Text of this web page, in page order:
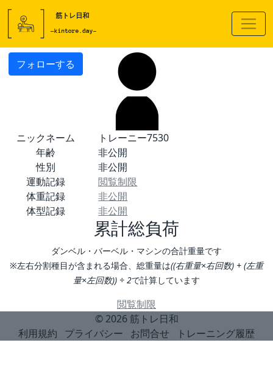
フォローする
ニックネーム
トレーニー7530
年齢
非公開
性別
非公開
運動記録
閲覧制限
体重記録
非公開
体型記録
非公開
累計総負荷
ダンベル・バーベル・マシンの合計重量です
※左右分割種目が含まれる場合、総重量は((右重量×右回数) + (左重
量×左回数)) ÷ 2で計算しています
閲覧制限
© 2026 筋トレ日和
利用規約
プライバシー お問合せ トレーニング履歴